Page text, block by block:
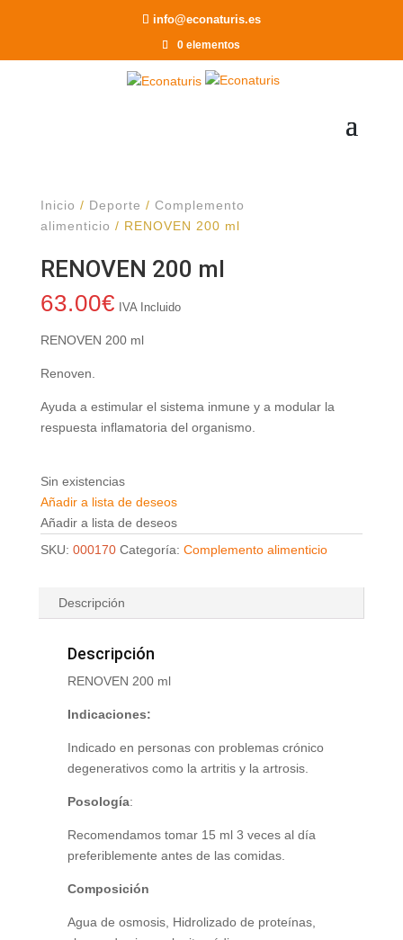
info@econaturis.es
0 elementos
Inicio / Deporte / Complemento
alimenticio / RENOVEN 200 ml
RENOVEN 200 ml
63.00€ IVA Incluido
RENOVEN 200 ml
Renoven.
Ayuda a estimular el sistema inmune y a modular la
respuesta inflamatoria del organismo.
Sin existencias
Añadir a lista de deseos
Añadir a lista de deseos
SKU: 000170 Categoría: Complemento alimenticio
Descripción
Descripción
RENOVEN 200 ml
Indicaciones:
Indicado en personas con problemas crónico
degenerativos como la artritis y la artrosis.
Posología:
Recomendamos tomar 15 ml 3 veces al día
preferiblemente antes de las comidas.
Composición
Agua de osmosis, Hidrolizado de proteínas,